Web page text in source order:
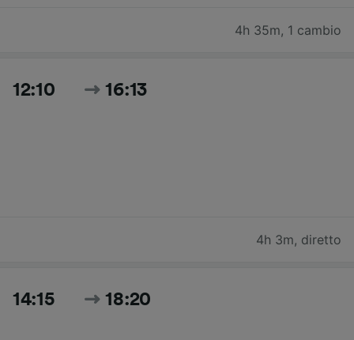
4h 35m, 1 cambio
12:10 16:13
4h 3m, diretto
14:15 18:20